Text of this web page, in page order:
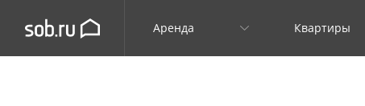
Аренда Квартиры